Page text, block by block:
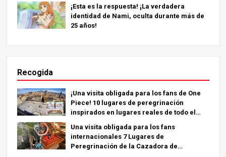
¡Esta es la respuesta! ¡La verdadera
identidad de Nami, oculta durante más de
25 años!
Recogida
¡Una visita obligada para los fans de One
Piece! 10 lugares de peregrinación
inspirados en lugares reales de todo el
Una visita obligada para los fans
internacionales 7 Lugares de
Peregrinación de la Cazadora de